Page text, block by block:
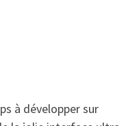
à développer sur